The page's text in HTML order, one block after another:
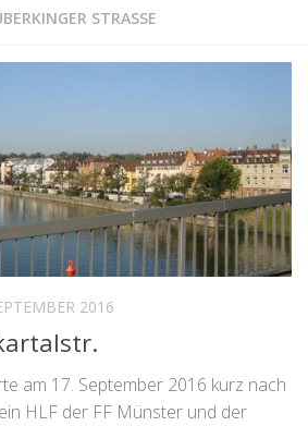
STRASSE
2016
am 17. September 2016 kurz nach
HLF der FF Münster und der